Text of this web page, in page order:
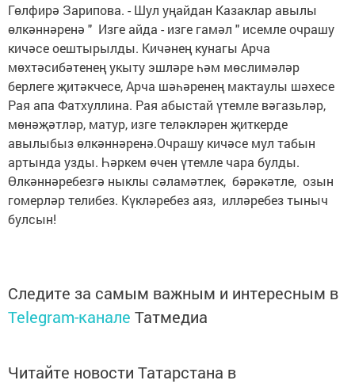
Гөлфирә Зарипова. - Шул уңайдан Казаклар авылы
өлкәннәренә " Изге айда - изге гамәл " исемле очрашу
кичәсе оештырылды. Кичәнең кунагы Арча
мөхтәсибәтенең укыту эшләре һәм мөслимәләр
берлеге җитәкчесе, Арча шәһәренең мактаулы шәхесе
Рая апа Фатхуллина. Рая абыстай үтемле вәгазьләр,
мөнәҗәтләр, матур, изге теләкләрен җиткерде
авылыбыз өлкәннәренә.Очрашу кичәсе мул табын
артында узды. Һәркем өчен үтемле чара булды.
Өлкәннәребезгә ныклы сәламәтлек, бәрәкәтле, озын
гомерләр телибез. Күкләребез аяз, илләребез тыныч
булсын!
Следите за самым важным и интересным в
Telegram-канале Татмедиа
Читайте новости Татарстана в